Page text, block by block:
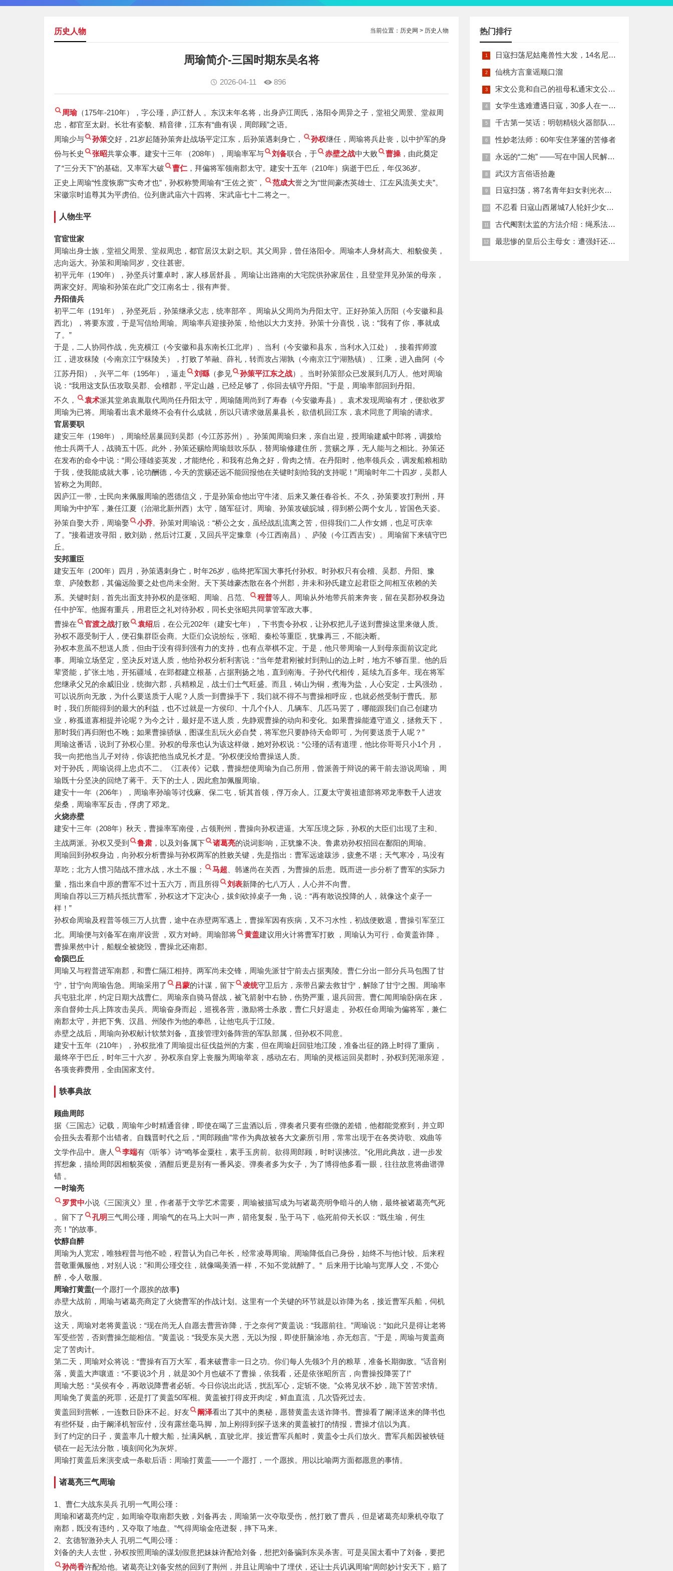
当前位置： 历史网 > 历史人物
历史人物
周瑜简介-三国时期东吴名将
2026-04-11 896
周瑜 （175年-210年），字公瑾，庐江舒人 。东汉末年名将，出身庐江周氏，洛阳令周异之子，堂祖父周景、堂叔周
忠，都官至太尉。长壮有姿貌、精音律，江东有“曲有误，周郎顾”之语。
周瑜少与
孙策交好，21岁起随孙策奔赴战场平定江东，后孙策遇刺身亡， 孙权继任，周瑜将兵赴丧，以中护军的身
份与长史
张昭共掌众事。建安十三年 （208年），周瑜率军与 刘备联合，于 赤壁之战中大败 曹操 ，由此奠定
了“三分天下”的基础。又率军大破
曹仁 ，拜偏将军领南郡太守。建安十五年（210年）病逝于巴丘，年仅36岁。
正史上周瑜“性度恢廓”“实奇才也”，孙权称赞周瑜有“王佐之资"，
范成大誉之为“世间豪杰英雄士、江左风流美丈夫”。
宋徽宗时追尊其为平虏伯。位列唐武庙六十四将、宋武庙七十二将之一。
人物生平
官宦世家
周瑜出身士族，堂祖父周景、堂叔周忠，都官居汉太尉之职。其父周异，曾任洛阳令。周瑜本人身材高大、相貌俊美，
志向远大。孙策和周瑜同岁，交往甚密。
初平元年（190年），孙坚兵讨董卓时，家人移居舒县 。周瑜让出路南的大宅院供孙家居住，且登堂拜见孙策的母亲，
两家交好。周瑜和孙策在此广交江南名士，很有声誉。
丹阳借兵
初平二年（191年），孙坚死后，孙策继承父志，统率部卒 。周瑜从父周尚为丹阳太守。正好孙策入历阳（今安徽和县
西北），将要东渡，于是写信给周瑜。周瑜率兵迎接孙策，给他以大力支持。孙策十分喜悦，说：“我有了你，事就成
了。”
于是，二人协同作战，先克横江（今安徽和县东南长江北岸）、当利（今安徽和县东，当利水入江处），接着挥师渡
江，进攻秣陵（今南京江宁秣陵关），打败了笮融、薛礼，转而攻占湖孰（今南京江宁湖熟镇）、江乘，进入曲阿（今
江苏丹阳），兴平二年（195年），逼走
刘繇（参见 孙策平江东之战）。当时孙策部众已发展到几万人。他对周瑜
说：“我用这支队伍攻取吴郡、会稽郡，平定山越，已经足够了，你回去镇守丹阳。”于是，周瑜率部回到丹阳。
不久，
袁术派其堂弟袁胤取代周尚任丹阳太守，周瑜随周尚到了寿春（今安徽寿县）。袁术发现周瑜有才，便欲收罗
周瑜为已将。周瑜看出袁术最终不会有什么成就，所以只请求做居巢县长，欲借机回江东，袁术同意了周瑜的请求。
官居要职
建安三年（198年），周瑜经居巢回到吴郡（今江苏苏州）。孙策闻周瑜归来，亲自出迎，授周瑜建威中郎将，调拨给
他士兵两千人，战骑五十匹。此外，孙策还赐给周瑜鼓吹乐队，替周瑜修建住所，赏赐之厚，无人能与之相比。孙策还
在发布的命令中说：“周公瑾雄姿英发，才能绝伦，和我有总角之好，骨肉之情。在丹阳时，他率领兵众，调发船粮相助
于我，使我能成就大事，论功酬德，今天的赏赐还远不能回报他在关键时刻给我的支持呢！”周瑜时年二十四岁，吴郡人
皆称之为周郎。
因庐江一带，士民向来佩服周瑜的恩德信义，于是孙策命他出守牛渚、后来又兼任春谷长。不久，孙策要攻打荆州，拜
周瑜为中护军，兼任江夏（治湖北新州西）太守，随军征讨。周瑜、孙策攻破皖城，得到桥公两个女儿，皆国色天姿。
孙策自娶大乔，周瑜娶
小乔。孙策对周瑜说：“桥公之女，虽经战乱流离之苦，但得我们二人作女婿，也足可庆幸
了。”接着进攻寻阳，败刘勋，然后讨江夏，又回兵平定豫章（今江西南昌）、庐陵（今江西吉安）。周瑜留下来镇守巴
丘。
安邦重臣
建安五年（200年）四月，孙策遇刺身亡，时年26岁，临终把军国大事托付孙权。时孙权只有会稽、吴郡、丹阳、豫
章、庐陵数郡，其偏远险要之处也尚未全附。天下英雄豪杰散在各个州郡，并未和孙氏建立起君臣之间相互依赖的关
系。关键时刻，首先出面支持孙权的是张昭、周瑜、吕范、
程普等人。周瑜从外地带兵前来奔丧，留在吴郡孙权身边
任中护军。他握有重兵，用君臣之礼对待孙权，同长史张昭共同掌管军政大事。
曹操在
官渡之战打败 袁绍后，在公元202年（建安七年），下书责令孙权，让孙权把儿子送到曹操这里来做人质。
孙权不愿受制于人，便召集群臣会商。大臣们众说纷纭，张昭、秦松等重臣，犹豫再三，不能决断。
孙权本意虽不想送人质，但由于没有得到强有力的支持，也有点举棋不定。于是，他只带周瑜一人到母亲面前议定此
事。周瑜立场坚定，坚决反对送人质，他给孙权分析利害说：“当年楚君刚被封到荆山的边上时，地方不够百里。他的后
辈贤能，扩张土地，开拓疆域，在郢都建立根基，占据荆扬之地，直到南海。子孙代代相传，延续九百多年。现在将军
您继承父兄的余威旧业，统御六郡，兵精粮足，战士们士气旺盛。而且，铸山为铜，煮海为盐，人心安定，士风强劲，
可以说所向无敌，为什么要送质于人呢？人质一到曹操手下，我们就不得不与曹操相呼应，也就必然受制于曹氏。那
时，我们所能得到的最大的利益，也不过就是一方侯印、十几个仆人、几辆车、几匹马罢了，哪能跟我们自己创建功
业，称孤道寡相提并论呢？为今之计，最好是不送人质，先静观曹操的动向和变化。如果曹操能遵守道义，拯救天下，
那时我们再归附也不晚；如果曹操骄纵，图谋生乱玩火必自焚，将军您只要静待天命即可，为何要送质于人呢？”
周瑜这番话，说到了孙权心里。孙权的母亲也认为该这样做，她对孙权说：“公瑾的话有道理，他比你哥哥只小1个月，
我一向把他当儿子对待，你该把他当成兄长才是。”孙权便没给曹操送人质。
对于孙氏，周瑜说得上忠贞不二。《江表传》记载，曹操想使周瑜为自己所用，曾派善于辩说的蒋干前去游说周瑜， 周
瑜既十分坚决的回绝了蒋干。天下的士人，因此愈加佩服周瑜。
建安十一年（206年），周瑜率孙瑜等讨伐麻、保二屯，斩其首领，俘万余人。江夏太守黄祖遣部将邓龙率数千人进攻
柴桑，周瑜率军反击，俘虏了邓龙。
火烧赤壁
建安十三年（208年）秋天，曹操率军南侵，占领荆州，曹操向孙权进逼。大军压境之际，孙权的大臣们出现了主和、
主战两派。孙权又受到
鲁肃 ，以及刘备属下 诸葛亮的说词影响，正犹豫不决。鲁肃劝孙权招回在鄱阳的周瑜。
周瑜回到孙权身边，向孙权分析曹操与孙权两军的胜败关键，先是指出：曹军远途跋涉，疲惫不堪；天气寒冷，马没有
草吃；北方人惯习陆战不擅水战，水土不服；
马超 、韩遂尚在关西，为曹操的后患。既而进一步分析了曹军的实际力
量，指出来自中原的曹军不过十五六万，而且所得
刘表新降的七八万人，人心并不向曹。
周瑜自荐以三万精兵抵抗曹军，孙权这才下定决心，拔剑砍掉桌子一角，说：“再有敢说投降的人，就像这个桌子一
样！”
孙权命周瑜及程普等领三万人抗曹，途中在赤壁两军遇上，曹操军因有疾病，又不习水性，初战便败退，曹操引军至江
北。周瑜便与刘备军在南岸设营 ，双方对峙。周瑜部将
黄盖建议用火计将曹军打败 ，周瑜认为可行，命黄盖诈降 。
曹操果然中计，船舰全被烧毁，曹操北还南郡。
命陨巴丘
周瑜又与程普进军南郡，和曹仁隔江相持。两军尚未交锋，周瑜先派甘宁前去占据夷陵。曹仁分出一部分兵马包围了甘
宁，甘宁向周瑜告急。周瑜采用了
吕蒙的计谋，留下 凌统守卫后方，亲带吕蒙去救甘宁，解除了甘宁之围。周瑜率
兵屯驻北岸，约定日期大战曹仁。周瑜亲自骑马督战，被飞箭射中右胁，伤势严重，退兵回营。曹仁闻周瑜卧病在床，
亲自督帅士兵上阵攻击吴兵。周瑜奋身而起，巡视各营，激励将士杀敌，曹仁只好退走 。孙权任命周瑜为偏将军，兼仁
南郡太守，并把下隽、汉昌、州陵作为他的奉邑，让他屯兵于江陵。
赤壁之战后，周瑜向孙权献计软禁刘备，直接管理刘备阵营的军队部属，但孙权不同意。
建安十五年（210年），孙权批准了周瑜提出征伐益州的方案，但在周瑜赶回驻地江陵，准备出征的路上时得了重病，
最终卒于巴丘，时年三十六岁 。孙权亲自穿上丧服为周瑜举哀，感动左右。周瑜的灵柩运回吴郡时，孙权到芜湖亲迎，
各项丧葬费用，全由国家支付。
轶事典故
顾曲周郎
据《三国志》记载，周瑜年少时精通音律，即使在喝了三盅酒以后，弹奏者只要有些微的差错，他都能觉察到，并立即
会扭头去看那个出错者。自魏晋时代之后，“周郎顾曲”常作为典故被各大文豪所引用，常常出现于在各类诗歌、戏曲等
文学作品中。唐人
李端有《听筝》诗“鸣筝金粟柱，素手玉房前。欲得周郎顾，时时误拂弦。”化用此典故，进一步发
挥想象，描绘周郎因相貌英俊，酒酣后更是别有一番风姿。弹奏者多为女子，为了博得他多看一眼，往往故意将曲谱弹
错 。
一时瑜亮
罗贯中小说《三国演义》里，作者基于文学艺术需要，周瑜被描写成为与诸葛亮明争暗斗的人物，最终被诸葛亮气死
。留下了
孔明三气周公瑾，周瑜气的在马上大叫一声，箭疮复裂，坠于马下，临死前仰天长叹：“既生瑜，何生
亮！”的故事。
饮醇自醉
周瑜为人宽宏，唯独程普与他不睦，程普认为自己年长，经常凌辱周瑜。周瑜降低自己身份，始终不与他计较。后来程
普敬重佩服他，对别人说：”和周公瑾交往，就像喝美酒一样，不知不觉就醉了。“ 后来用于比喻与宽厚人交，不觉心
醉，令人敬服。
周瑜打黄盖(一个愿打一个愿挨的故事)
赤壁大战前，周瑜与诸葛亮商定了火烧曹军的作战计划。这里有一个关键的环节就是以诈降为名，接近曹军兵船，伺机
放火。
这天，周瑜对老将黄盖说：“现在尚无人自愿去曹营诈降，于之奈何?”黄盖说：“我愿前往。”周瑜说：“如此只是得让老将
军受些苦，否则曹操怎能相信。”黄盖说：“我受东吴大恩，无以为报，即使肝脑涂地，亦无怨言。”于是，周瑜与黄盖商
定了苦肉计。
第二天，周瑜对众将说：“曹操有百万大军，看来破曹非一日之功。你们每人先领3个月的粮草，准备长期御敌。”话音刚
落，黄盖大声嚷道：“不要说3个月，就是30个月也破不了曹操，依我看，还是依张昭所言，向曹操投降罢了!”
周瑜大怒：“吴侯有令，再敢说降曹者必斩。今日你说出此话，扰乱军心，定斩不饶。”众将见状不妙，跪下苦苦求情。
周瑜免了黄盖的死罪，还是打了黄盖50军棍。黄盖被打得皮开肉绽，鲜血直流，几次昏死过去。
黄盖回到营帐，一连数日卧床不起。好友
阚泽看出了其中的奥秘，愿替黄盖去送诈降书。曹操看了阚泽送来的降书也
有些怀疑，由于阚泽机智应付，没有露丝毫马脚，加上刚得到探子送来的黄盖被打的情报，曹操才信以为真。
到了约定的日子，黄盖率几十艘大船，扯满风帆，直驶北岸。接近曹军兵船时，黄盖令士兵们放火。曹军兵船因被铁链
锁在一起无法分散，顷刻间化为灰烬。
周瑜打黄盖后来演变成一条歇后语：周瑜打黄盖——一个愿打，一个愿挨。用以比喻两方面都愿意的事情。
诸葛亮三气周瑜
1、曹仁大战东吴兵 孔明一气周公瑾：
周瑜和诸葛亮约定，如周瑜夺取南郡失败，刘备再去，周瑜第一次夺取受伤，然打败了曹兵，但是诸葛亮却乘机夺取了
南郡，既没有违约，又夺取了地盘。”气得周瑜金疮迸裂，摔下马来。
2、玄德智激孙夫人 孔明二气周公瑾：
刘备的夫人去世，孙权按照周瑜的谋划假意把妹妹许配给刘备，想把刘备骗到东吴杀害。可是吴国太看中了刘备，要把
孙尚香许配给他。诸葛亮让刘备安然的回到了荆州，并且让周瑜中了埋伏，还让士兵讥讽周瑜“周郎妙计安天下，赔了
热门排行
日寇扫荡尼姑庵兽性大发，14名尼姑遭玷污后集体自焚
仙桃方言童谣顺口溜
宋文公竟和自己的祖母私通宋文公是如何死的
女学生逃难遭遇日寇，30多人在一所小校里被集体奸淫
千古第一笑话：明朝精锐火器部队亡于一只'鸡'
性妙老法师：60年安住茅篷的苦修者
永远的“二炮” ——写在中国人民解放军火箭军组建之际
武汉方言俗语拾趣
日寇扫荡，将7名青年妇女剥光衣裤在庙前糟蹋
不忍看 日寇山西屠城7人轮奸少女后揪双腿活活分尸
古代阉割太监的方法介绍：绳系法与揉捏法
最悲惨的皇后公主母女：遭强奸还被卖为奴